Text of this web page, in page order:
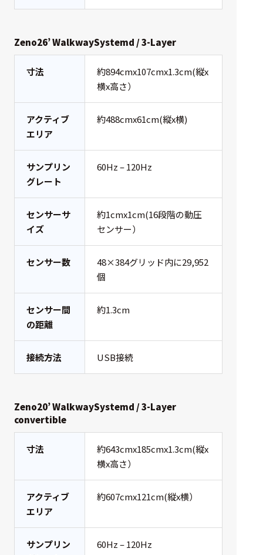
Zeno26’ WalkwaySystemd / 3-Layer
寸法
約894cmx107cmx1.3cm(縦x
横x高さ）
アクティブ
エリア
約488cmx61cm(縦x横)
サンプリン
グレート
60Hz – 120Hz
センサーサ
イズ
約1cmx1cm(16段階の動圧
センサー）
センサー数
48×384グリッド内に29,952
個
センサー間
の距離
約1.3cm
接続方法 USB接続
Zeno20’ WalkwaySystemd / 3-Layer
convertible
寸法
約643cmx185cmx1.3cm(縦x
横x高さ）
アクティブ
エリア
約607cmx121cm(縦x横）
サンプリン
60Hz – 120Hz